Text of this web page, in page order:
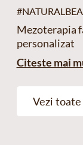
Mezoterapia
personalizat
Citeste mai
Vezi